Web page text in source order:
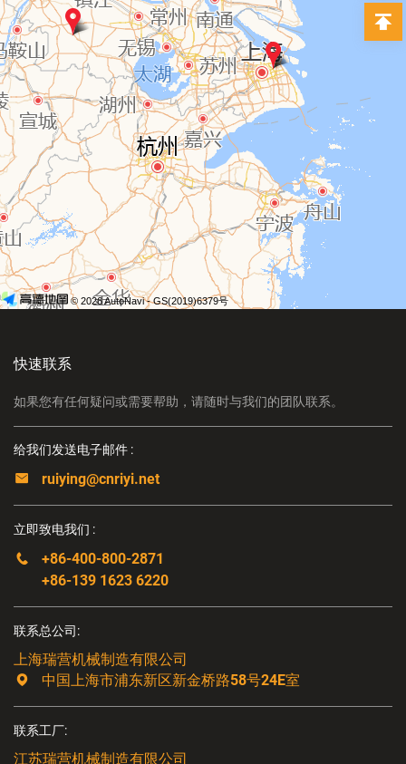
© 2026 AutoNavi- GS(2019)6379号
快速联系
如果您有任何疑问或需要帮助，请随时与我们的团队联系。
给我们发送电子邮件 :
ruiying@cnriyi.net
立即致电我们 :
+86-400-800-2871
+86-139 1623 6220
联系总公司:
上海瑞营机械制造有限公司
中国上海市浦东新区新金桥路58号24E室
联系工厂:
江苏瑞营机械制造有限公司